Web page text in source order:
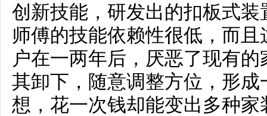
创新技能，研发出的扣板式
师傅的技能依赖性很低，而
户在一两年后，厌恶了现有
其卸下，随意调整方位，形
想，花一次钱却能变出多种